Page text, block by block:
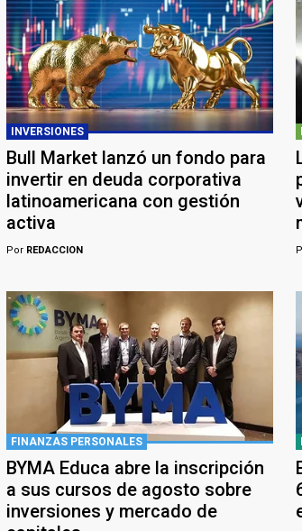
INVERSIONES
Bull Market lanzó un fondo para
invertir en deuda corporativa
latinoamericana con gestión
activa
PorREDACCION
FINANZAS PERSONALES
BYMA Educa abre la inscripción
a sus cursos de agosto sobre
inversiones y mercado de